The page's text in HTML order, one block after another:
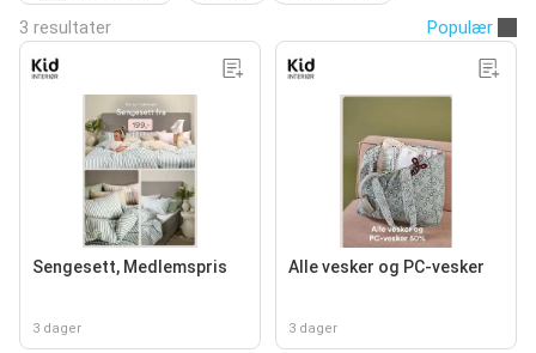
3 resultater
Populær
Sengesett, Medlemspris
3 dager
Alle vesker og PC-vesker
3 dager